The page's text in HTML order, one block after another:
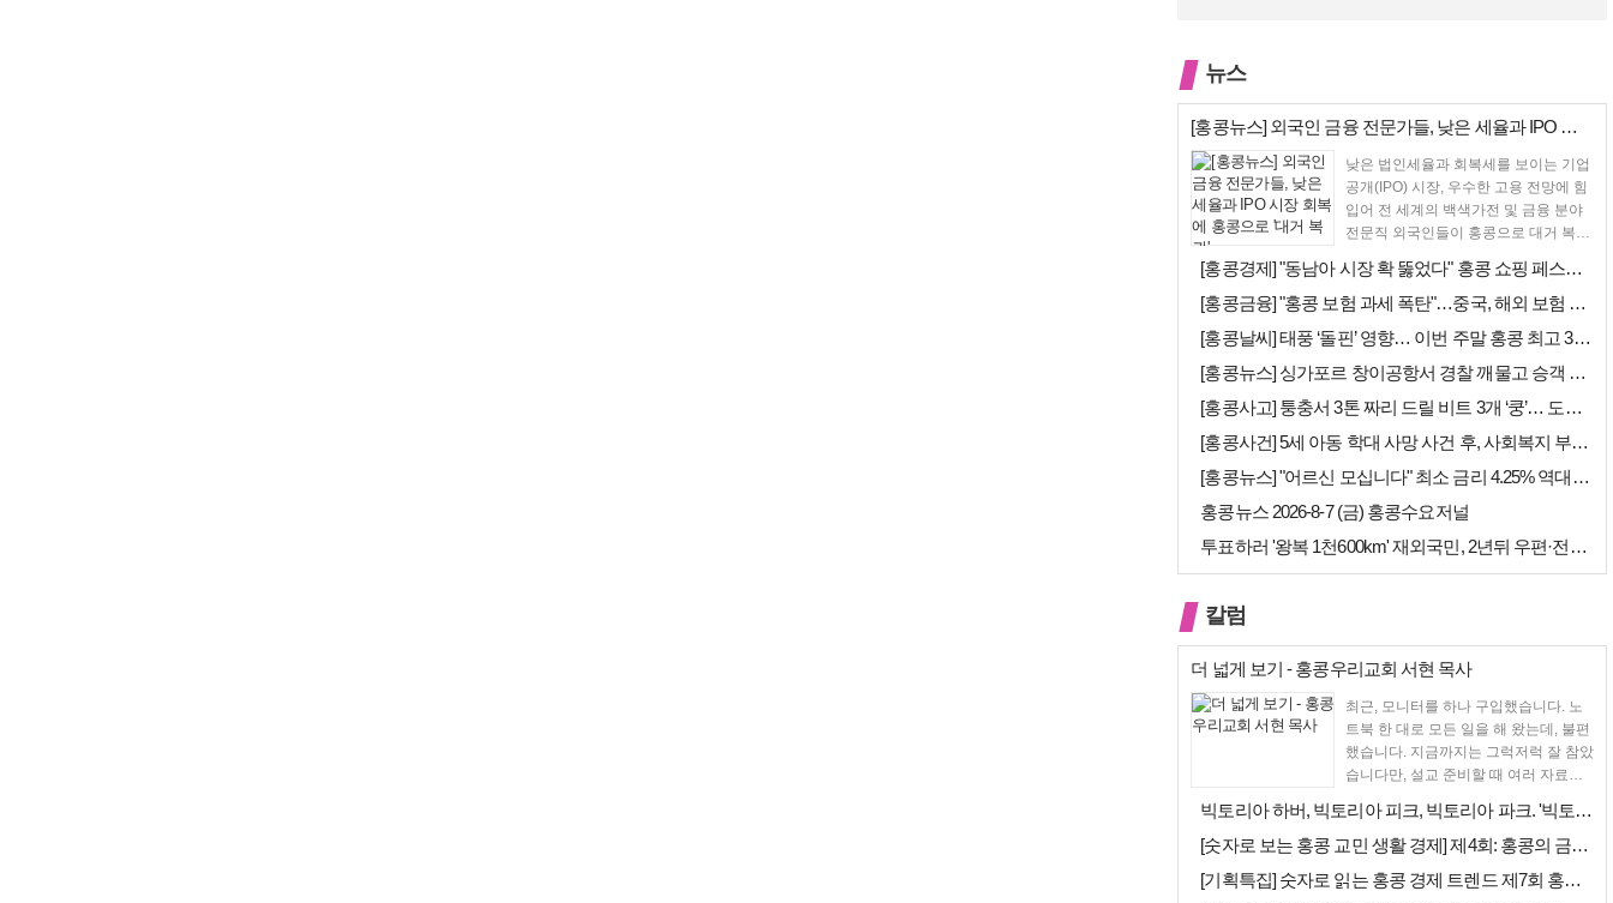
뉴스
[홍콩뉴스] 외국인 금융 전문가들, 낮은 세율과 IPO 시장 회복에 홍콩…
낮은 법인세율과 회복세를 보이는 기업
공개(IPO) 시장, 우수한 고용 전망에 힘
입어 전 세계의 백색가전 및 금융 분야
전문직 외국인들이 홍콩으로 대거 복귀
[홍콩경제] "동남아 시장 확 뚫었다" 홍콩 쇼핑 페스티벌, 매출 대박 …
[홍콩금융] "홍콩 보험 과세 폭탄"…중국, 해외 보험 수익에 20% 세…
[홍콩날씨] 태풍 ‘돌핀’ 영향… 이번 주말 홍콩 최고 36도 폭염 비상
[홍콩뉴스] 싱가포르 창이공항서 경찰 깨물고 승객 폭행한 홍콩 모자, 결…
[홍콩사고] 퉁충서 3톤 짜리 드릴 비트 3개 ‘쿵’… 도로 파손·교통 …
[홍콩사건] 5세 아동 학대 사망 사건 후, 사회복지 부서에 내부 검토 …
[홍콩뉴스] "어르신 모십니다" 최소 금리 4.25% 역대급 혜택, 홍콩…
홍콩뉴스 2026-8-7 (금) 홍콩수요저널
투표하러 '왕복 1천600km' 재외국민, 2년뒤 우편·전자투표 할까
칼럼
더 넓게 보기 - 홍콩우리교회 서현 목사
최근, 모니터를 하나 구입했습니다. 노
트북 한 대로 모든 일을 해 왔는데, 불편
했습니다. 지금까지는 그럭저럭 잘 참았
습니다만, 설교 준비할 때 여러 자료를
빅토리아 하버, 빅토리아 피크, 빅토리아 파크. '빅토리아’의 이름은 어…
[숫자로 보는 홍콩 교민 생활 경제] 제4회: 홍콩의 금융 — 지표 및 …
[기획특집] 숫자로 읽는 홍콩 경제 트렌드 제7회 홍콩 문화·창의 산업…